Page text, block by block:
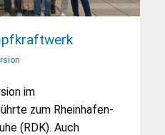
im
zum Rheinhafen-
(RDK). Auch